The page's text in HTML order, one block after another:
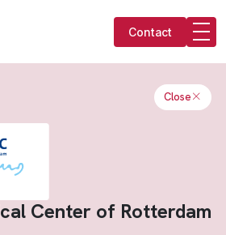
Contact
Close
Center of Rotterdam